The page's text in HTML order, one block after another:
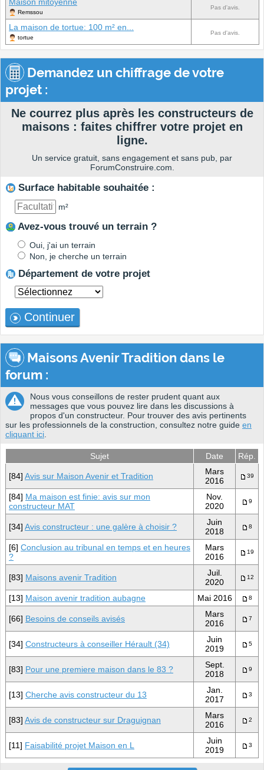
Remssou
Pas d'avis.
La maison de tortue: 100 m² en...
tortue
Pas d'avis.
Demandez un chiffrage de votre
projet :
Ne courrez plus après les constructeurs de
maisons : faites chiffrer votre projet en
ligne.
Un service gratuit, sans engagement et sans pub, par
ForumConstruire.com.
Surface habitable souhaitée :
m²
Avez-vous trouvé un terrain ?
Oui, j'ai un terrain
Non, je cherche un terrain
Département de votre projet
Continuer
Maisons Avenir Tradition dans le
forum :
Nous vous conseillons de rester prudent quant aux
messages que vous pouvez lire dans les discussions à
propos d'un constructeur. Pour trouver des avis pertinents
sur les professionnels de la construction, consultez notre guide en
cliquant ici
Sujet Date Rép.
[84] Avis sur Maison Avenir et Tradition
Mars
2016
39
[84] Ma maison est finie: avis sur mon
constructeur MAT
Nov.
2020
9
[34] Avis constructeur : une galère à choisir ?
Juin
2018
8
[6] Conclusion au tribunal en temps et en heures
?
Mars
2016
19
[83] Maisons avenir Tradition
Juil.
2020
12
[13] Maison avenir tradition aubagne Mai 2016 8
[66] Besoins de conseils avisés
Mars
2016
7
[34] Constructeurs à conseiller Hérault (34)
Juin
2019
5
[83] Pour une premiere maison dans le 83 ?
Sept.
2018
9
[13] Cherche avis constructeur du 13
Jan.
2017
3
[83] Avis de constructeur sur Draguignan
Mars
2016
2
[11] Faisabilité projet Maison en L
Juin
2019
3